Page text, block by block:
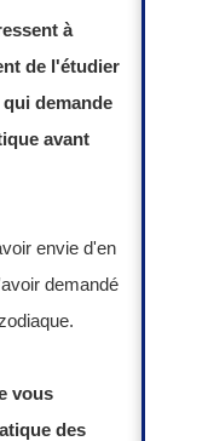
à
de l'étudier
demande
avant
envie d'en
demandé
vous
des